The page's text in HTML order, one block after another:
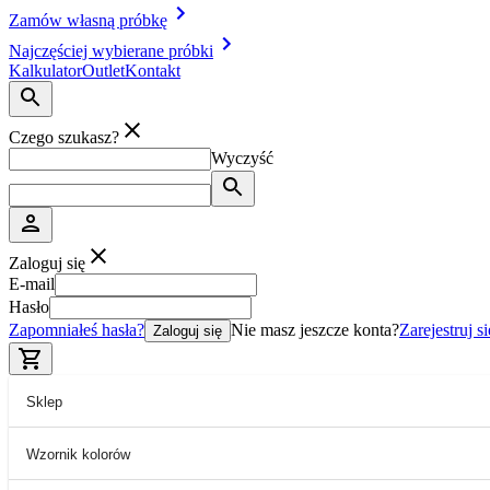
Zamów własną próbkę
Najczęściej wybierane próbki
KalkulatorOutletKontakt
Czego szukasz?
Wyczyść
Zaloguj się
E-mail
Hasło
Zapomniałeś hasła? Zaloguj się Nie masz jeszcze konta?Zarejestruj
Sklep
Wzornik kolorów